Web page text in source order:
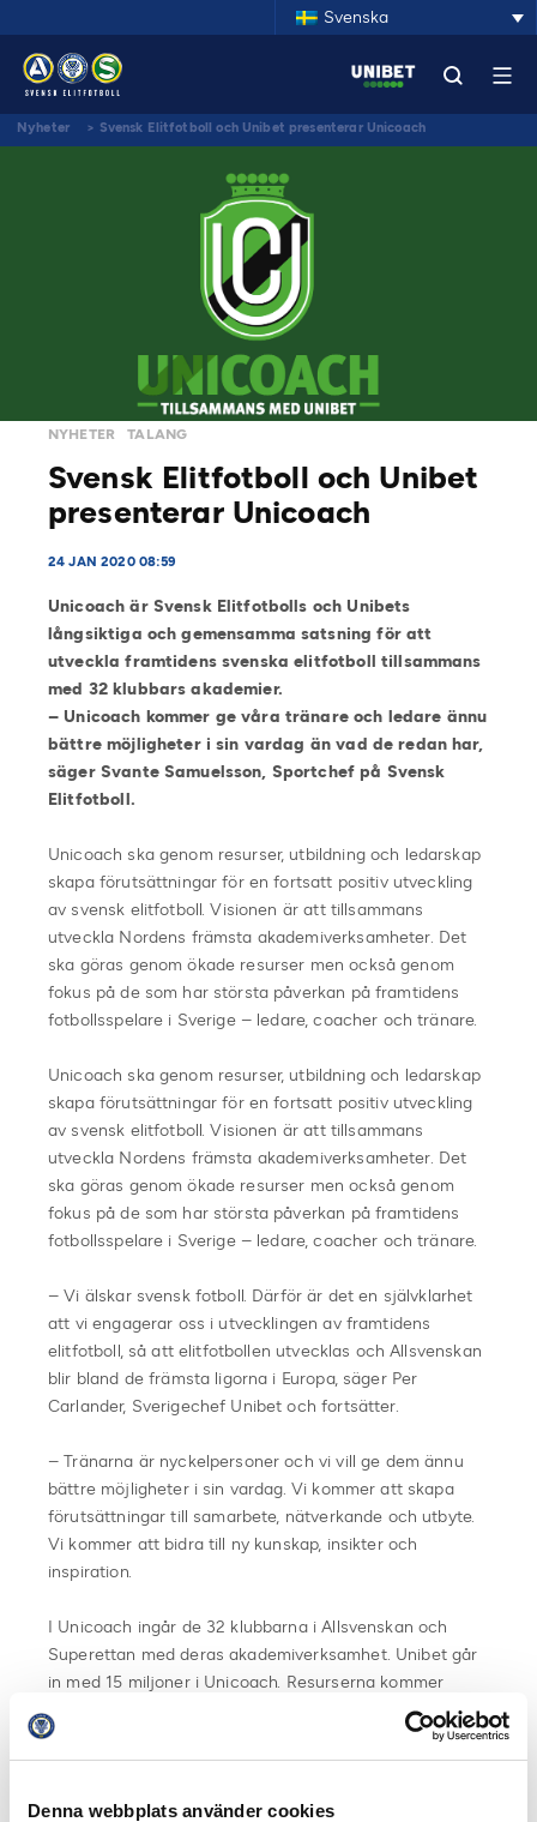
Denna webbplats använder cookies
Svenska
Nyheter > Svensk Elitfotboll och Unibet presenterar Unicoach
NYHETER TALANG
Svensk Elitfotboll och Unibet
presenterar Unicoach
24 JAN 2020 08:59
Unicoach är Svensk Elitfotbolls och Unibets
långsiktiga och gemensamma satsning för att
utveckla framtidens svenska elitfotboll tillsammans
med 32 klubbars akademier.
– Unicoach kommer ge våra tränare och ledare ännu
bättre möjligheter i sin vardag än vad de redan har,
säger Svante Samuelsson, Sportchef på Svensk
Elitfotboll.
Unicoach ska genom resurser, utbildning och ledarskap
skapa förutsättningar för en fortsatt positiv utveckling
av svensk elitfotboll. Visionen är att tillsammans
utveckla Nordens främsta akademiverksamheter. Det
ska göras genom ökade resurser men också genom
fokus på de som har största påverkan på framtidens
fotbollsspelare i Sverige – ledare, coacher och tränare.
Unicoach ska genom resurser, utbildning och ledarskap
skapa förutsättningar för en fortsatt positiv utveckling
av svensk elitfotboll. Visionen är att tillsammans
utveckla Nordens främsta akademiverksamheter. Det
ska göras genom ökade resurser men också genom
fokus på de som har största påverkan på framtidens
fotbollsspelare i Sverige – ledare, coacher och tränare.
– Vi älskar svensk fotboll. Därför är det en självklarhet
att vi engagerar oss i utvecklingen av framtidens
elitfotboll, så att elitfotbollen utvecklas och Allsvenskan
blir bland de främsta ligorna i Europa, säger Per
Carlander, Sverigechef Unibet och fortsätter.
– Tränarna är nyckelpersoner och vi vill ge dem ännu
bättre möjligheter i sin vardag. Vi kommer att skapa
förutsättningar till samarbete, nätverkande och utbyte.
Vi kommer att bidra till ny kunskap, insikter och
inspiration.
I Unicoach ingår de 32 klubbarna i Allsvenskan och
Superettan med deras akademiverksamhet. Unibet går
in med 15 miljoner i Unicoach. Resurserna kommer
fördelas på de 32 klubbarna i Allsvenskan och
Superettan utifrån Svensk Elitfotbolls
fastställda certifieringsprocess och i första hand gå till